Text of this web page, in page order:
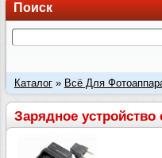
Поиск
Каталог» Всё Для
Fujifilm BC-40 для
Зарядное